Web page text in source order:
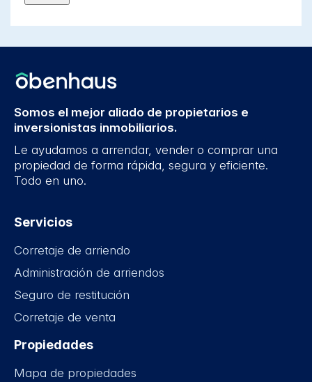
Somos el mejor aliado de propietarios e
inversionistas inmobiliarios.
Le ayudamos a arrendar, vender o comprar una
propiedad de forma rápida, segura y eficiente.
Todo en uno.
Servicios
Corretaje de arriendo
Administración de arriendos
Seguro de restitución
Corretaje de venta
Propiedades
Mapa de propiedades